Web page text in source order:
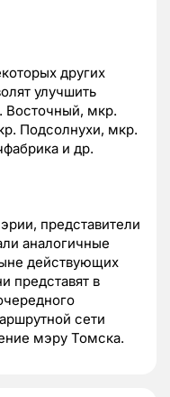
других
улучшить
Восточный, мкр.
Подсолнухи, мкр.
и др.
представители
аналогичные
действующих
представят в
сети
мэру Томска.